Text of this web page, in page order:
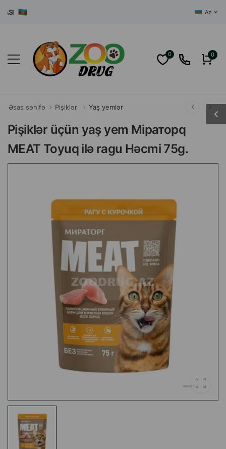
Az
0 0
Əsas səhifə Pişiklər Yaş yemlər
Pişiklər üçün yaş yem Miраторq
MEAT Toyuq ilə ragu Həcmi 75g.